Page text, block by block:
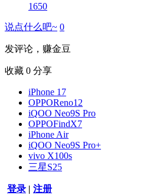
1650
说点什么吧~ 0
发评论，赚金豆
收藏 0 分享
iPhone 17
OPPOReno12
iQOO Neo9S Pro
OPPOFindX7
iPhone Air
iQOO Neo9S Pro+
vivo X100s
三星S25
登录 | 注册